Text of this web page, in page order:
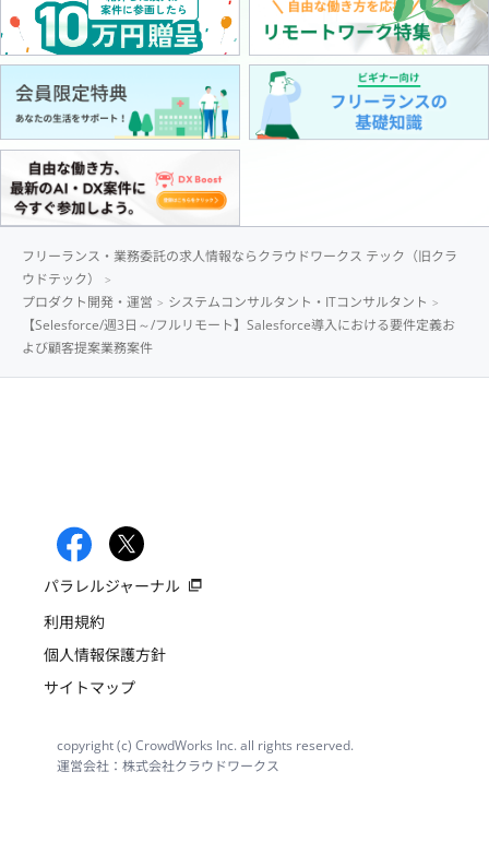
フリーランス・業務委託の求人情報ならクラウドワークス テック（旧クラ
ウドテック）
プロダクト開発・運営
システムコンサルタント・ITコンサルタント
【Selesforce/週3日～/フルリモート】Salesforce導入における要件定義お
よび顧客提案業務案件
パラレルジャーナル
利用規約
個人情報保護方針
サイトマップ
copyright (c) CrowdWorks Inc. all rights reserved.
運営会社：株式会社クラウドワークス